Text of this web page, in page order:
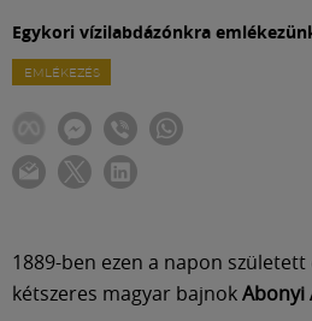
Egykori vízilabdázónkra
EMLÉKEZÉS
1889-ben ezen a napon
kétszeres magyar bajnokAbonyi
Szakosztályok
Meccscenter
Klub
Szolgáltatások